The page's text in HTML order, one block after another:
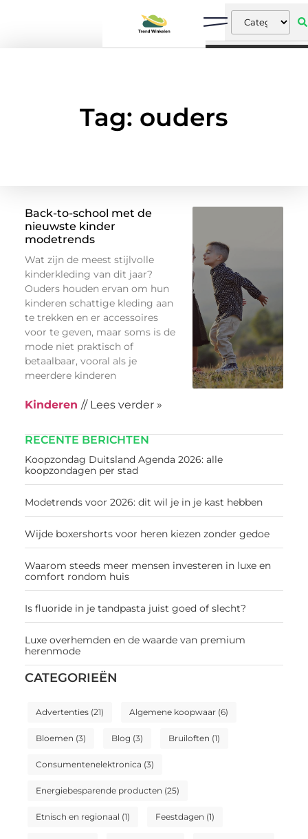
Tag: ouders
RECENTE BERICHTEN
Koopzondag Duitsland Agenda 2026: alle
koopzondagen per stad
Modetrends voor 2026: dit wil je in je kast hebben
Wijde boxershorts voor heren kiezen zonder gedoe
Waarom steeds meer mensen investeren in luxe en
comfort rondom huis
Is fluoride in je tandpasta juist goed of slecht?
Luxe overhemden en de waarde van premium
herenmode
CATEGORIEËN
Advertenties(21) Algemene koopwaar(6)
Bloemen (3) Blog (3) Bruiloften (1)
Consumentenelektronica (3)
Energiebesparende producten (25)
Etnisch en regionaal (1) Feestdagen (1)
Back-to-school met de
nieuwste kinder
modetrends
Wat zijn de meest stijlvolle
kinderkleding van dit jaar?
Ouders houden ervan om hun
kinderen schattige kleding aan
te trekken en er accessoires
voor te geven, maar soms is de
mode niet praktisch of
betaalbaar, vooral als je
meerdere kinderen
Kinderen // Lees verder »